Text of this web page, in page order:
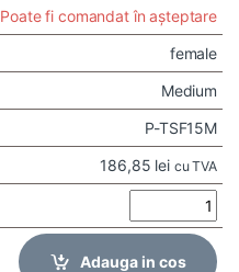
Poate fi comandat în așteptare
female
Medium
P-TSF15M
186,85 lei cu TVA
Adauga in cos